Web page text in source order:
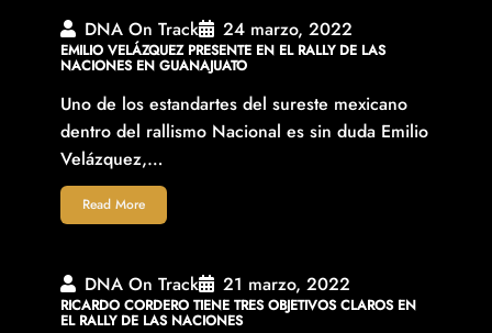
DNA On Track 24 marzo, 2022
EMILIO VELÁZQUEZ PRESENTE EN EL RALLY DE LAS
NACIONES EN GUANAJUATO
Uno de los estandartes del sureste mexicano
dentro del rallismo Nacional es sin duda Emilio
Velázquez,…
Read More
DNA On Track 21 marzo, 2022
RICARDO CORDERO TIENE TRES OBJETIVOS CLAROS EN
EL RALLY DE LAS NACIONES